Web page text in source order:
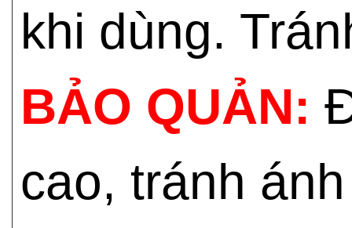
khi dùng.
BẢO QUẢN:
cao, tránh